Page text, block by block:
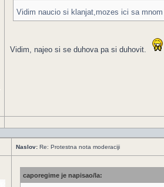
Vidim naucio si klanjat,mozes ici sa
Vidim, najeo si se duhova pa si duhovit.
Naslov: Re: Protestna nota moderaciji
caporegime je napisao/la: